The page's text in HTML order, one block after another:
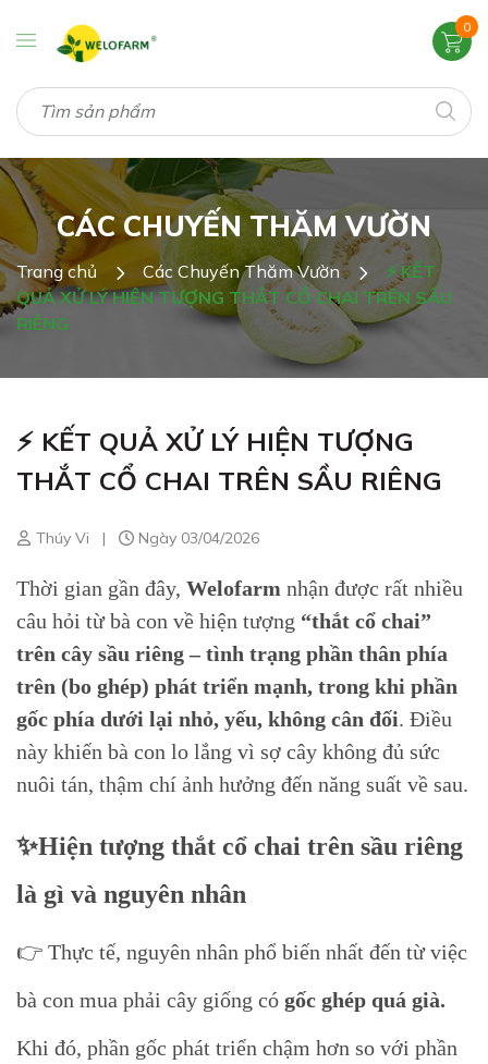
0
CÁC CHUYẾN THĂM VƯỜN
Trang chủ Các Chuyến Thăm Vườn
⚡ KẾT
QUẢ XỬ LÝ HIỆN TƯỢNG THẮT CỔ CHAI TRÊN SẦU
RIÊNG
⚡ KẾT QUẢ XỬ LÝ HIỆN TƯỢNG
THẮT CỔ CHAI TRÊN SẦU RIÊNG
Thúy Vi | Ngày 03/04/2026
Thời gian gần đây, Welofarm nhận được rất nhiều
câu hỏi từ bà con về hiện tượng “thắt cổ chai”
trên cây sầu riêng – tình trạng phần thân phía
trên (bo ghép) phát triển mạnh, trong khi phần
gốc phía dưới lại nhỏ, yếu, không cân đối. Điều
này khiến bà con lo lắng vì sợ cây không đủ sức
nuôi tán, thậm chí ảnh hưởng đến năng suất về sau.
✨Hiện tượng thắt cổ chai trên sầu riêng
là gì và nguyên nhân
👉 Thực tế, nguyên nhân phổ biến nhất đến từ việc
bà con mua phải cây giống có gốc ghép quá già.
Khi đó, phần gốc phát triển chậm hơn so với phần